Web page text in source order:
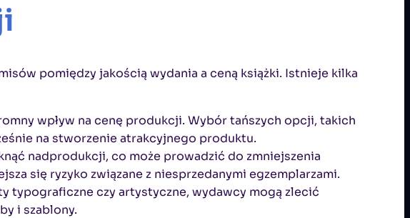
pomiędzy jakością wydania a ceną książki. Istnieje kilka
wpływ na cenę produkcji. Wybór tańszych opcji, takich
na stworzenie atrakcyjnego produktu.
nadprodukcji, co może prowadzić do zmniejszenia
się ryzyko związane z niesprzedanymi egzemplarzami.
typograficzne czy artystyczne, wydawcy mogą zlecić
i szablony.